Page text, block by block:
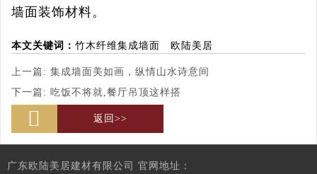
墙面装饰材料。
本文关键词： 竹木纤维集成墙面​ 欧陆美居
上一篇: 集成墙面美如画，纵情山水诗意间
下一篇: 吃饭不将就,餐厅吊顶这样搭
返回>>
广东欧陆美居建材有限公司 官网地址：